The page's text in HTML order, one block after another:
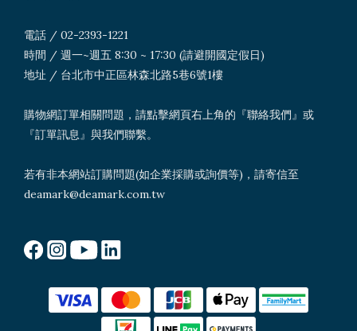
電話 / 02-2393-1221
時間 / 週一~週五 8:30 ~ 17:30 (請避開國定假日)
地址 / 台北市中正區林森北路5巷6號1樓
購物網訂單相關問題，請點擊網頁右上角的『聯絡我們』或
『訂單訊息』與我們聯繫。
若有非本網站訂購問題(如企業採購或詢價等)，請寄信至
deamark@deamark.com.tw